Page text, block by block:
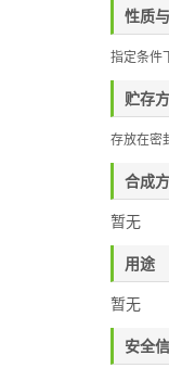
性质
指定条件
贮存
存放在密
合成
暂无
用途
暂无
安全